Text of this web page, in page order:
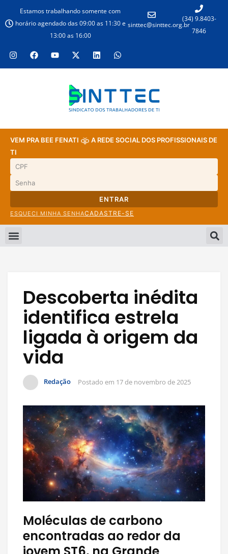
Estamos trabalhando somente com
horário agendado das 09:00 as 11:30 e
13:00 as 16:00
sinttec@sinttec.org.br
(34) 9.8403-
7846
VEM PRA BEE FENATI
A REDE SOCIAL DOS PROFISSIONAIS DE
TI
ENTRAR
ESQUECI MINHA SENHACADASTRE-SE
Descoberta inédita
identifica estrela
ligada à origem da
vida
Redação Postado em 17 de novembro de 2025
Moléculas de carbono
encontradas ao redor da